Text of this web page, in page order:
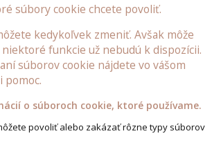
súbory cookie chcete povoliť.
kedykoľvek zmeniť. Avšak môže
funkcie už nebudú k dispozícii.
súborov cookie nájdete vo vášom
pomoc.
o súboroch cookie, ktoré používame.
povoliť alebo zakázať rôzne typy súborov